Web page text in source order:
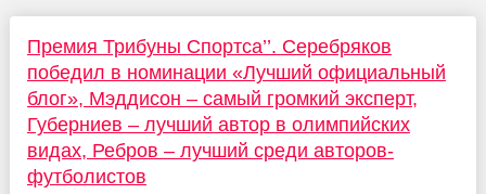
Премия Трибуны Спортса’’. Серебряков
победил в номинации «Лучший официальный
блог», Мэддисон – самый громкий эксперт,
Губерниев – лучший автор в олимпийских
видах, Ребров – лучший среди авторов-
футболистов